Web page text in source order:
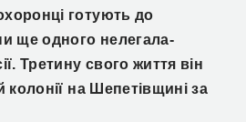
готують до
ще одного нелегала-
Третину свого життя він
колонії на Шепетівщині за